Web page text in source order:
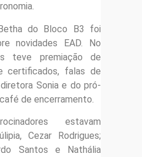
do Bloco B3 foi
novidades EAD. No
teve premiação de
certificados, falas de
Sonia e do pró-
de encerramento.
estavam
Cezar Rodrigues;
Santos e Nathália